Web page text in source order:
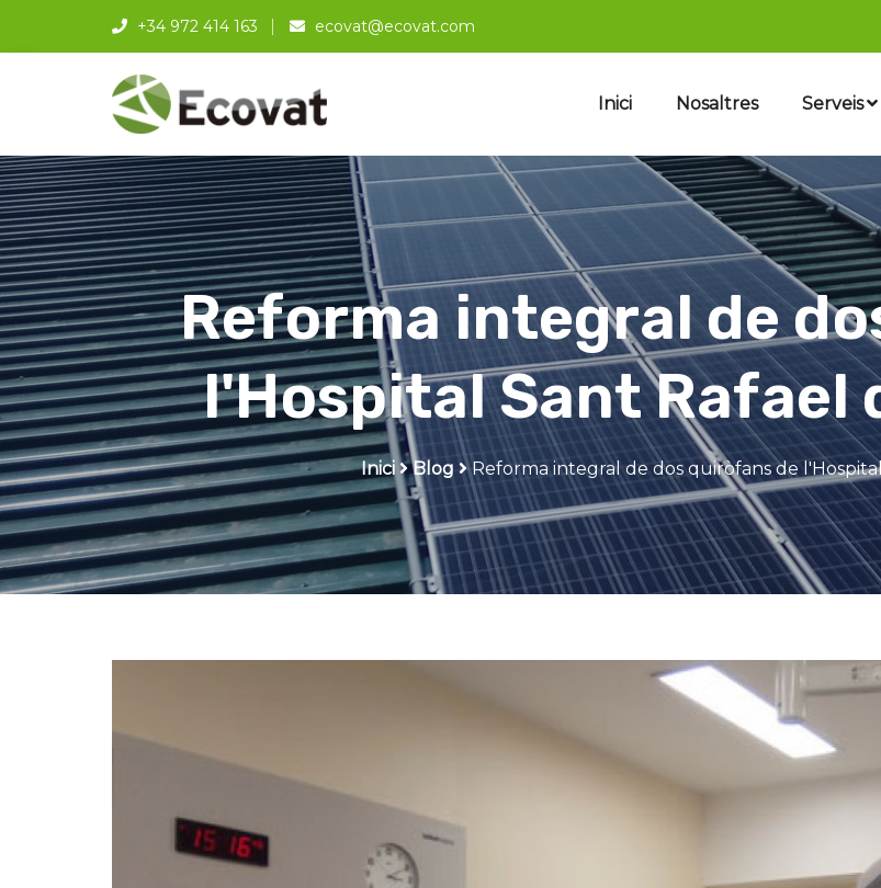
+34 972 414 163 ecovat@ecovat.com
Inici Nosaltres Serveis
Reforma integral de
l'Hospital Sant Rafael
Inici Blog Reforma integral de dos quiròfans de